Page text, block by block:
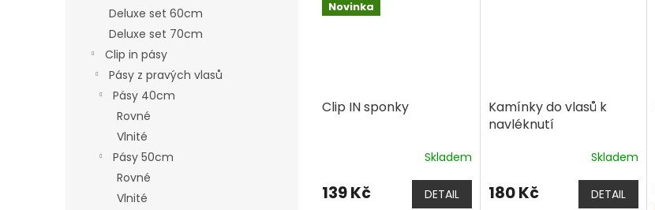
Deluxe set 60cm
Deluxe set 70cm
Clip in pásy
Pásy z pravých vlasů
Pásy 40cm
Rovné
Vlnité
Pásy 50cm
Rovné
Vlnité
Novinka
Clip IN sponky
Skladem
139 Kč DETAIL
Kamínky do vlasů k
navléknutí
Skladem
180 Kč DETAIL